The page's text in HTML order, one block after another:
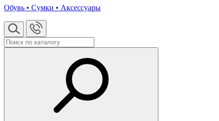
Обувь • Сумки • Аксессуары